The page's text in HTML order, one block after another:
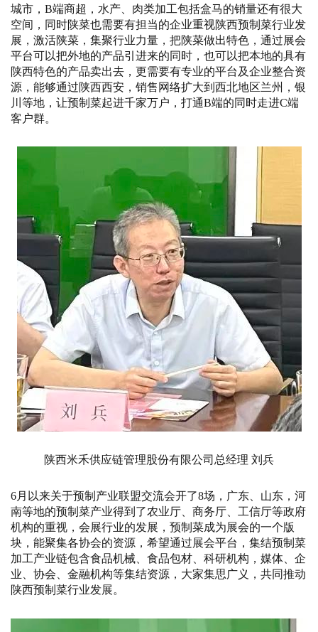
城市，B端商超，水产、肉类加工包括盒马的销量还有很大
空间，同时陕菜也需要有担当的企业重视陕西预制菜行业发
展，激活陕菜，集聚行业力量，把陕菜做出特色，通过展会
平台可以把外地的产品引进来的同时，也可以把本地的具有
陕西特色的产品卖出去，更需要有专业的平台及企业整合资
源，能够通过陕西西安，销售网络扩大到西北地区兰州，银
川等地，让预制菜起进千家万户，打通B端的同时走进C端
客户群。
陕西米禾供应链管理股份有限公司总经理 刘兵
6月以来关于预制产业联盟交流会开了8场，广东、山东，河
南等地的预制菜产业得到了农业厅、商务厅、工信厅等政府
机构的重视，会展行业的发展，预制菜成为展会的一个版
块，能聚集各协会的资源，希望通过展会平台，集结预制菜
加工产业链包含食品机械、食品包材、科研机构，媒体、企
业、协会、金融机构等集结资源，大家集思广义，共同推动
陕西预制菜行业发展。